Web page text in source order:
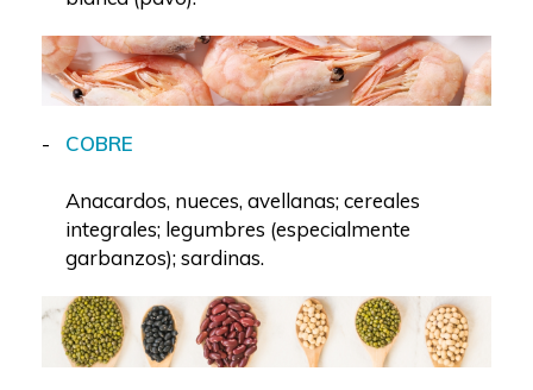
COBRE
Anacardos, nueces, avellanas; cereales
integrales; legumbres (especialmente
garbanzos); sardinas.